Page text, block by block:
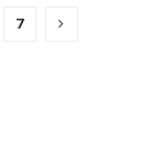
7